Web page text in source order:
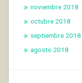
noviembre 2018
octubre 2018
septiembre 2018
agosto 2018